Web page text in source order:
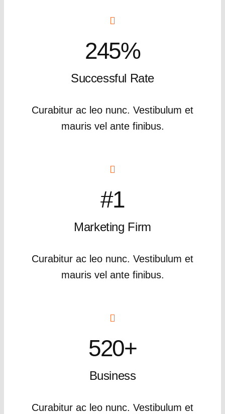
245%
Successful Rate
Curabitur ac leo nunc. Vestibulum et
mauris vel ante finibus.
#1
Marketing Firm
Curabitur ac leo nunc. Vestibulum et
mauris vel ante finibus.
520+
Business
Curabitur ac leo nunc. Vestibulum et